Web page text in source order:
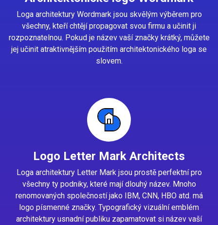
Loga architektury Wordmark jsou skvělým výběrem pro
všechny, kteří chtějí propagovat svou firmu a učinit ji
rozpoznatelnou. Pokud je název vaší značky krátký, můžete
jej učinit atraktivnějším použitím architektonického loga se
slovem.
Logo Letter Mark Architects
Loga architektury Letter Mark jsou prostě perfektní pro
všechny ty podniky, které mají dlouhý název. Mnoho
renomovaných společností jako IBM, CNN, HBO atd. má
logo písmenné značky. Typografický vizuální emblém
architektury usnadní publiku zapamatovat si název vaší